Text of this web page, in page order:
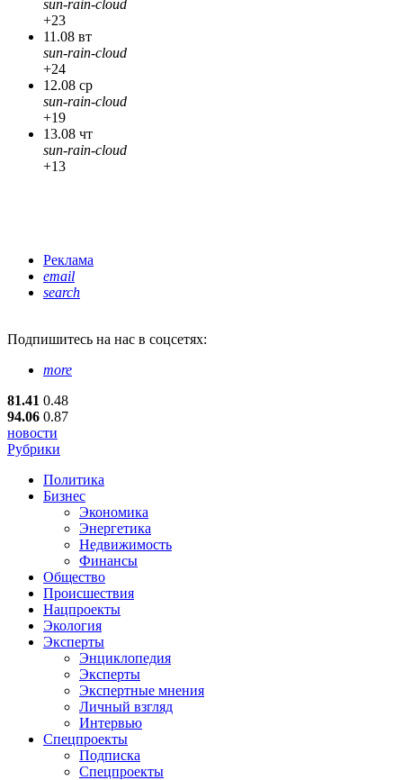
sun-rain-cloud
+23
11.08 вт
sun-rain-cloud
+24
12.08 ср
sun-rain-cloud
+19
13.08 чт
sun-rain-cloud
+13
Реклама
email
search
Подпишитесь на нас в соцсетях:
more
81.41 0.48
94.06 0.87
новости
Рубрики
Политика
Бизнес
Экономика
Энергетика
Недвижимость
Финансы
Общество
Происшествия
Нацпроекты
Экология
Эксперты
Энциклопедия
Эксперты
Экспертные мнения
Личный взгляд
Интервью
Спецпроекты
Подписка
Спецпроекты